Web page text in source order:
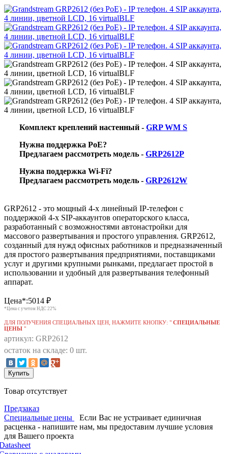
Комплект креплений настенный - GRP WM S
Нужна поддержка PoE?
Предлагаем рассмотреть модель - GRP2612P
Нужна поддержка Wi-Fi?
Предлагаем рассмотреть модель - GRP2612W
GRP2612 - это мощный 4-х линейный IP-телефон с
поддержкой 4-х SIP-аккаунтов операторского класса,
разработанный с возможностями автонастройки для
массового развертывания и простого управления. GRP2612,
созданный для нужд офисных работников и предназначенный
для простого развертывания предприятиями, поставщиками
услуг и другими крупными рынками, предлагает простой в
использовании и удобный для развертывания телефонный
аппарат.
Цена*:5014 ₽
*Цена с учетом НДС 22%
ДЛЯ ПОЛУЧЕНИЯ СПЕЦИАЛЬНЫХ ЦЕН, НАЖМИТЕ КНОПКУ: " СПЕЦИАЛЬНЫЕ
ЦЕНЫ "
артикул: GRP2612
остаток на складе: 0 шт.
Купить
Товар отсутствует
Предзаказ
Специальные цены
Если Вас не устраивает единичная
расценка - напишите нам, мы предоставим лучшие условия
для Вашего проекта